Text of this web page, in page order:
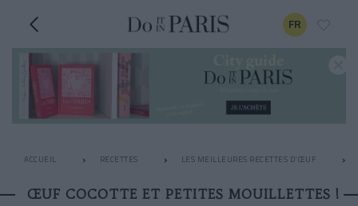
FR
ACCUEIL RECETTES LES MEILLEURES RECETTES D'ŒUF
ŒUF COCOTTE ET PETITES MOUILLETTES !